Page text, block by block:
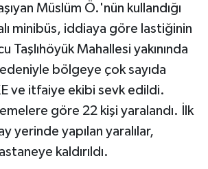
Müslüm Ö.'nün kullandığı
minibüs, iddiaya göre lastiğinin
Taşlıhöyük Mahallesi yakınında
bölgeye çok sayıda
ve itfaiye ekibi sevk edildi.
göre 22 kişi yaralandı. İlk
yerinde yapılan yaralılar,
kaldırıldı.